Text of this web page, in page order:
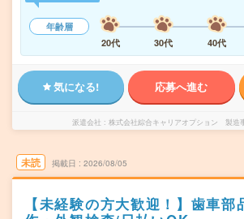
年齢層
20代
30代 40代
気になる! 応募へ進む
派遣会社 株式会社綜合キャリアオプション 製造
未読 掲載日 2026/08/05
【未経験の方大歓迎！】歯車部